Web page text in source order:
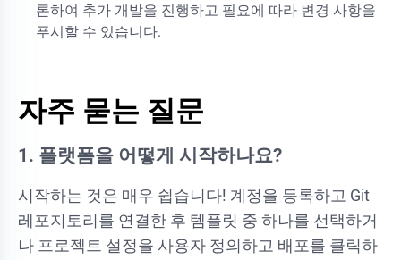
론하여 추가 개발을 진행하고 필요에 따라 변경 사항을
푸시할 수 있습니다.
자주 묻는 질문
1. 플랫폼을 어떻게 시작하나요?
시작하는 것은 매우 쉽습니다! 계정을 등록하고 Git
레포지토리를 연결한 후 템플릿 중 하나를 선택하거
나 프로젝트 설정을 사용자 정의하고 배포를 클릭하